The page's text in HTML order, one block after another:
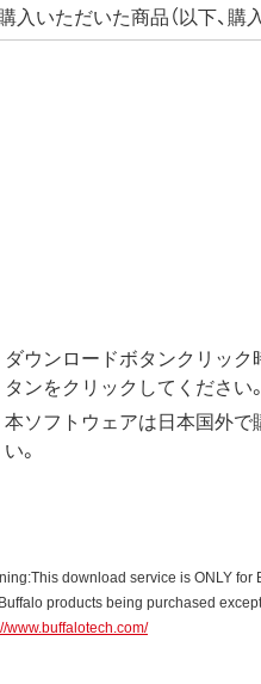
入いただいた商品（以下、
それに含まれるソフトウェ
ウェア（弊社ダウンロードサ
弊社は、本契約に規定
ウェアの使用許諾権者は
本ソフトウェアに対する
第3条 使用制限
お客様は、本ソフトウ
本ソフトウェアの一部ま
ダウンロードボタンクリック
タンをクリックしてください。
本ソフトウェアは日本国外
い。
download service is ONLY
products being purchased
www.buffalotech.com/